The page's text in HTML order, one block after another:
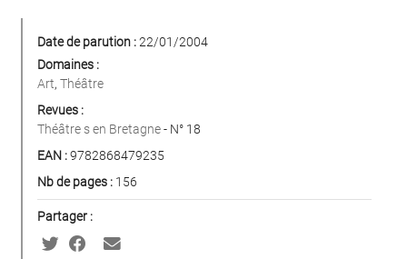
Date de parution :22/01/2004
Domaines :
Art, Théâtre
Revues :
Théâtre s en Bretagne- N° 18
EAN :9782868479235
Nb de pages : 156
Partager :